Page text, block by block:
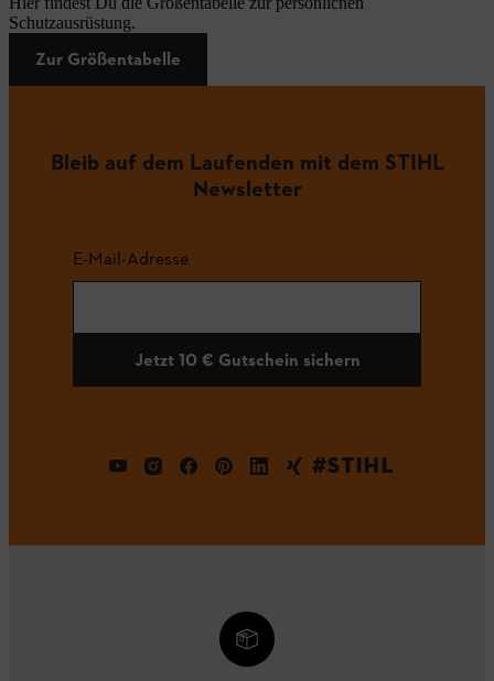
Schutzausrüstung.
Zur Größentabelle
Bleib auf dem Laufenden mit dem STIHL
Newsletter
E-Mail-Adresse
Jetzt 10 € Gutschein sichern
#STIHL